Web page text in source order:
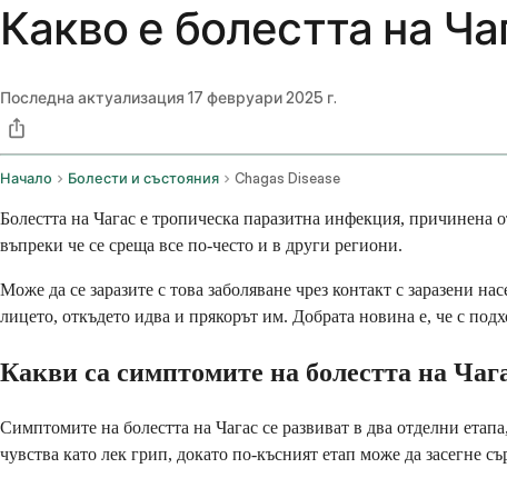
Какво е болестта на
Последна актуализация 17 февруари 2025 г.
Начало Болести и състояния Chagas Disease
Болестта на Чагас е тропическа паразитна инфекция, причинена
въпреки че се среща все по-често и в други региони.
Може да се заразите с това заболяване чрез контакт с заразени
лицето, откъдето идва и прякорът им. Добрата новина е, че с
Какви са симптомите на болестта на
Симптомите на болестта на Чагас се развиват в два отделни
чувства като лек грип, докато по-късният етап може да засегне